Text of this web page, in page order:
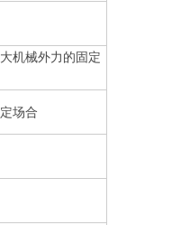
机械外力的固定
场合